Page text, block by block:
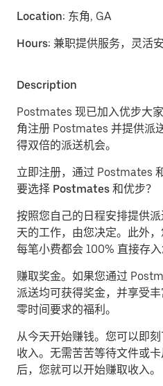
Location: 东角, GA
Hours: 兼职提供服务，灵活
Description
Postmates 现已加入优步大
角注册 Postmates 并提供派
得双倍的派送机会。
立即注册，通过 Postmates
要选择 Postmates 和优步？
按照您自己的日程安排提供派
天的工作，由您决定。此外
每笔小费都会 100% 直接存入
赚取奖金。 如果您通过
派送均可获得奖金，并享受
零时间要求的福利。
从今天开始赚钱。 您可以即
收入。无需苦苦等待文件或
后，您就可以开始赚取收入。